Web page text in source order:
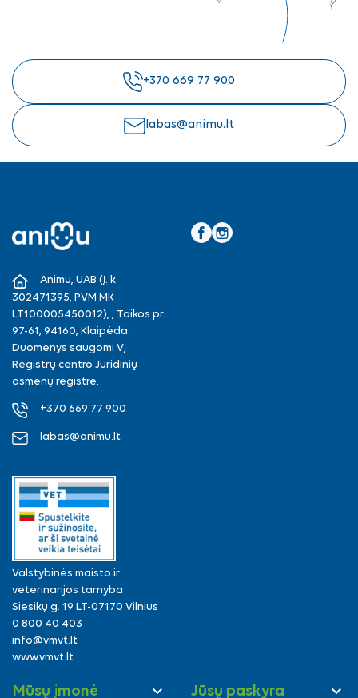
+370 669 77 900
labas@animu.lt
Animu, UAB (Į. k.
302471395, PVM MK
LT100005450012), , Taikos pr.
97-61, 94160, Klaipėda.
Duomenys saugomi VĮ
Registrų centro Juridinių
asmenų registre.
+370 669 77 900
labas@animu.lt
Valstybinės maisto ir
veterinarijos tarnyba
Siesikų g. 19 LT-07170 Vilnius
0 800 40 403
info@vmvt.lt
www.vmvt.lt
Mūsų įmonė  Jūsų paskyra 